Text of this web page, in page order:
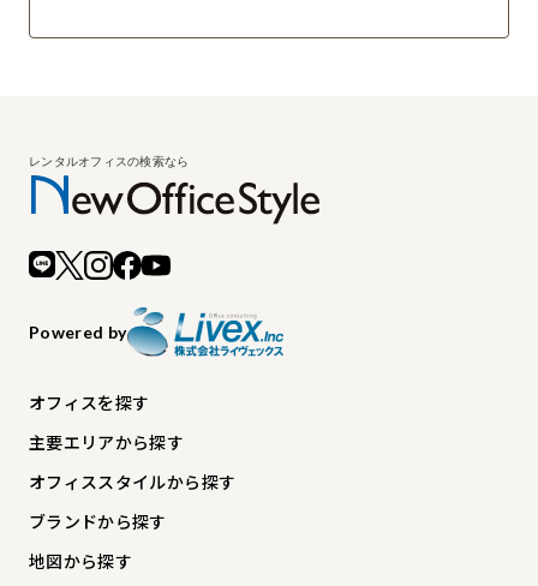
Powered by
オフィスを探す
主要エリアから探す
オフィススタイルから探す
ブランドから探す
地図から探す